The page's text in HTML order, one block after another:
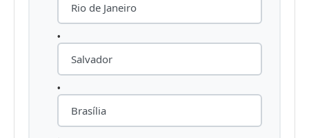
Rio de Janeiro
Salvador
Brasília